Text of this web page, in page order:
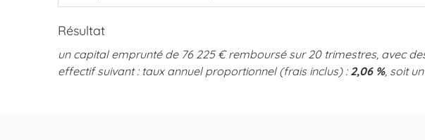
Résultat
un capital emprunté de 76 225 € remboursé sur 20 trimestres, avec
effectif suivant : taux annuel proportionnel (frais inclus) : 2,06 %, soit